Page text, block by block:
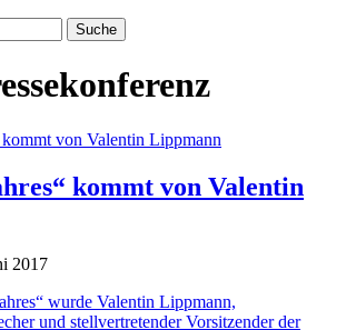
kommt von Valentin
2017
wurde Valentin Lippmann,
und stellvertretender Vorsitzender der